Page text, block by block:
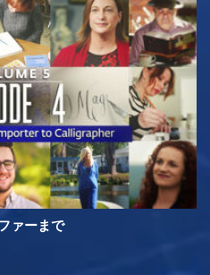
ァーまで